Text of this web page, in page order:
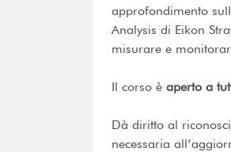
approfondimento
Analysis di Eikon
misurare e
Il corso è aperto a
Dà diritto al
necessaria